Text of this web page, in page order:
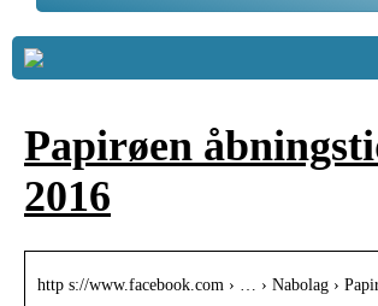
Papirøen
2016
http s://www.facebook.com › … › Nabolag ›